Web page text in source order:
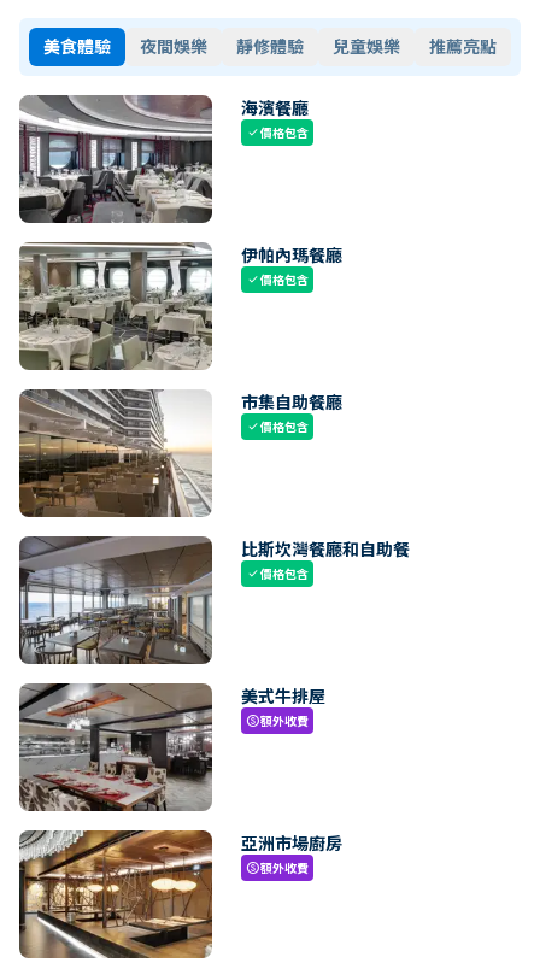
美食體驗 夜間娛樂 靜修體驗 兒童娛樂 推薦亮點
海濱餐廳
check價格包含
伊帕內瑪餐廳
check價格包含
市集自助餐廳
check價格包含
比斯坎灣餐廳和自助餐
check價格包含
美式牛排屋
paid額外收費
亞洲市場廚房
paid額外收費